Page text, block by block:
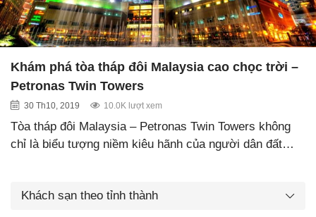
Khám phá tòa tháp đôi Malaysia cao chọc trời –
Petronas Twin Towers
30 Th10, 2019 10.0K lượt xem
Tòa tháp đôi Malaysia – Petronas Twin Towers không
chỉ là biểu tượng niềm kiêu hãnh của người dân đất…
Khách sạn theo tỉnh thành